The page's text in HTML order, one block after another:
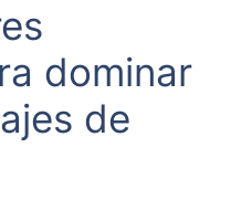
dominar
de